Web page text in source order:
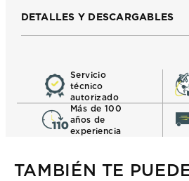
DETALLES Y DESCARGABLES
Servicio
técnico
autorizado
Más de 100
años de
experiencia
TAMBIÉN TE